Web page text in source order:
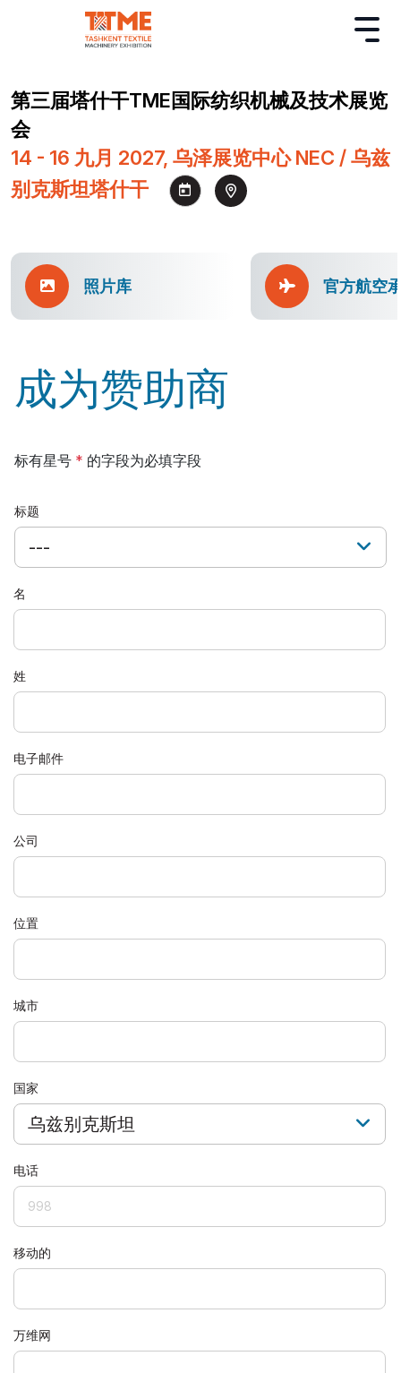
第三届塔什干TME国际纺织机械及技术展览
会
14 - 16 九月 2027, 乌泽展览中心 NEC / 乌兹
别克斯坦塔什干
照片库 官方航空
成为赞助商
标有星号 * 的字段为必填字段
标题
---
名
姓
电子邮件
公司
位置
城市
国家
乌兹别克斯坦
电话
移动的
万维网